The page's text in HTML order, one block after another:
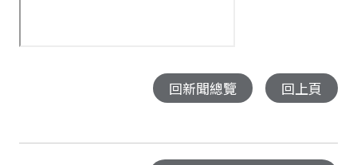
回新聞總覽 回上頁